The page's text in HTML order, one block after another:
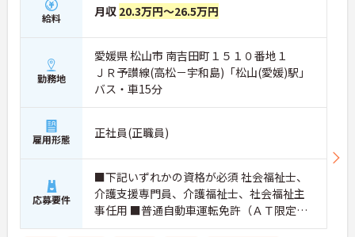
給料 月収 20.3万円～26.5万円
勤務地
愛媛県 松山市 南吉田町１５１０番地１
ＪＲ予讃線(高松－宇和島)「松山(愛媛)駅」
バス・車15分
雇用形態 正社員(正職員)
応募要件
■下記いずれかの資格が必須 社会福祉士、
介護支援専門員、介護福祉士、社会福祉主
事任用 ■普通自動車運転免許（ＡＴ限定
可）必須 ※経験不問